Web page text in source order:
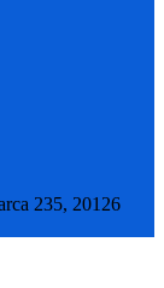
235, 20126